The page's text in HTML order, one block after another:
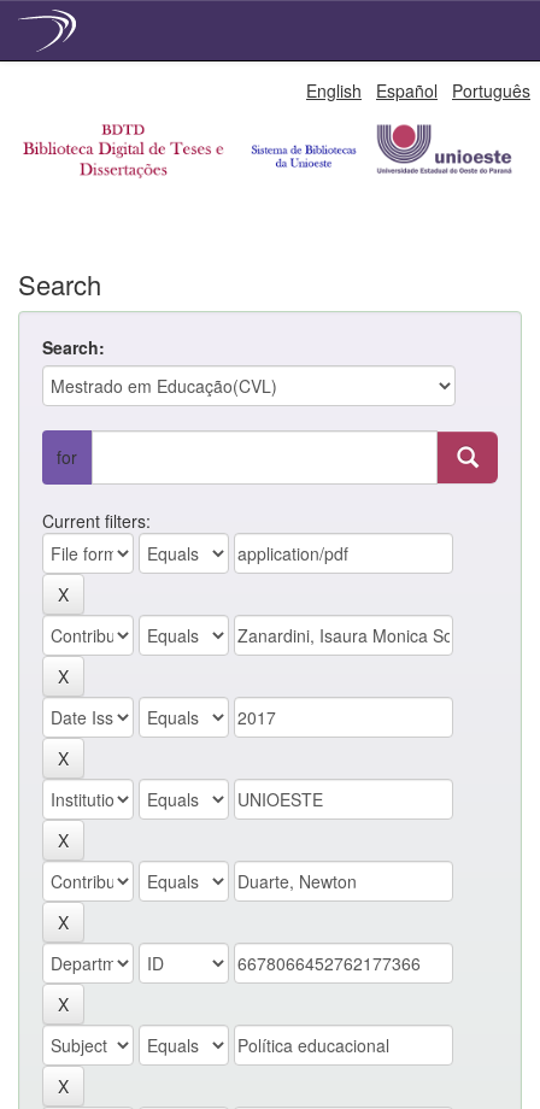
English Español Português
Search
Search:
for
Current filters: